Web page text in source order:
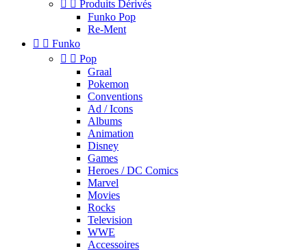
  Produits Dérivés
Funko Pop
Re-Ment
  Funko
  Pop
Graal
Pokemon
Conventions
Ad / Icons
Albums
Animation
Disney
Games
Heroes / DC Comics
Marvel
Movies
Rocks
Television
WWE
Accessoires